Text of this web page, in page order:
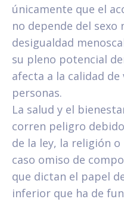
únicamente que el
no depende del
desigualdad
su pleno potencial
afecta a la calidad
personas.
La salud y el
corren peligro
de la ley, la religión
caso omiso de
que dictan el papel
inferior que ha de